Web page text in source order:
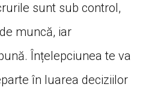
sunt sub control,
muncă, iar
Înțelepciunea te va
în luarea deciziilor